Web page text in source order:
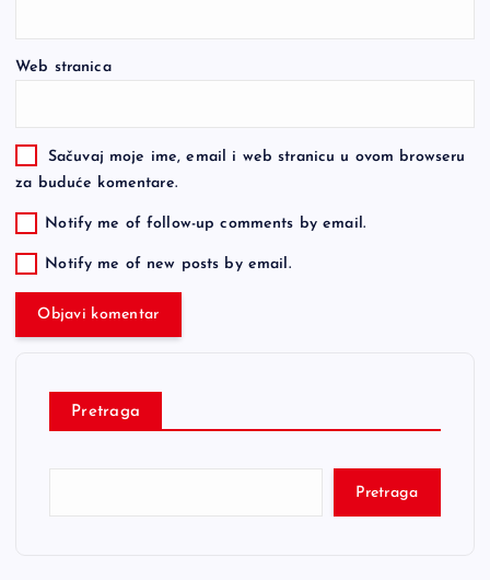
Web stranica
Sačuvaj moje ime, email i web stranicu u ovom browseru
za buduće komentare.
Notify me of follow-up comments by email.
Notify me of new posts by email.
Pretraga
Pretraga